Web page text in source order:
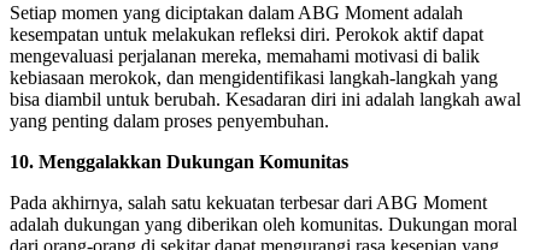
Setiap momen yang diciptakan dalam ABG Moment adalah
kesempatan untuk melakukan refleksi diri. Perokok aktif dapat
mengevaluasi perjalanan mereka, memahami motivasi di balik
kebiasaan merokok, dan mengidentifikasi langkah-langkah yang
bisa diambil untuk berubah. Kesadaran diri ini adalah langkah awal
yang penting dalam proses penyembuhan.
10. Menggalakkan Dukungan Komunitas
Pada akhirnya, salah satu kekuatan terbesar dari ABG Moment
adalah dukungan yang diberikan oleh komunitas. Dukungan moral
dari orang-orang di sekitar dapat mengurangi rasa kesepian yang